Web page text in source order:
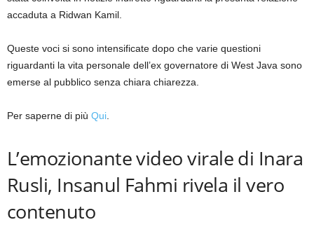
accaduta a Ridwan Kamil.
Queste voci si sono intensificate dopo che varie questioni
riguardanti la vita personale dell’ex governatore di West Java sono
emerse al pubblico senza chiara chiarezza.
Per saperne di più Qui
L’emozionante video virale di Inara
Rusli, Insanul Fahmi rivela il vero
contenuto